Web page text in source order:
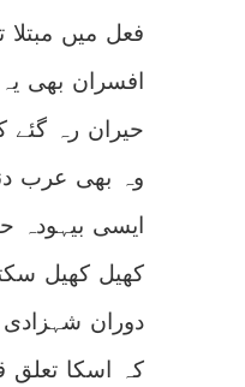
فعل میں
افسران بھی
حیران رہ
وہ بھی عرب
ایسی بیہودہ
کھیل کھیل
دوران شہزادی
کہ اسکا